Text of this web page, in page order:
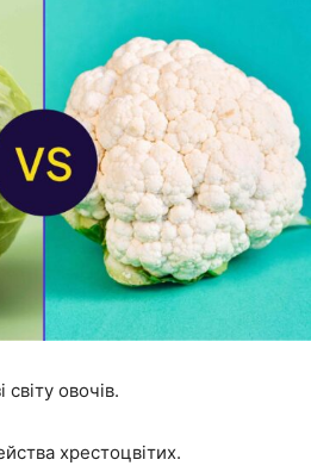
світу овочів.
хрестоцвітих.